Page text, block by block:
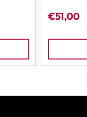
€51,00